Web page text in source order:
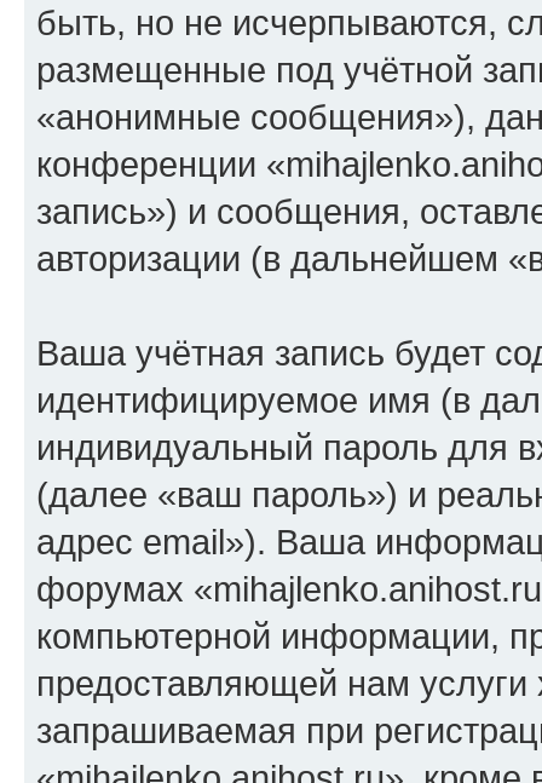
быть, но не исчерпываются,
размещенные под учётной
«анонимные сообщения»),
конференции
запись») и сообщения,
авторизации (в дальнейшем
Ваша учётная запись будет
идентифицируемое имя (в
индивидуальный пароль для
(далее «ваш пароль») и
адрес email»). Ваша
форумах
компьютерной информации,
предоставляющей нам
запрашиваемая при